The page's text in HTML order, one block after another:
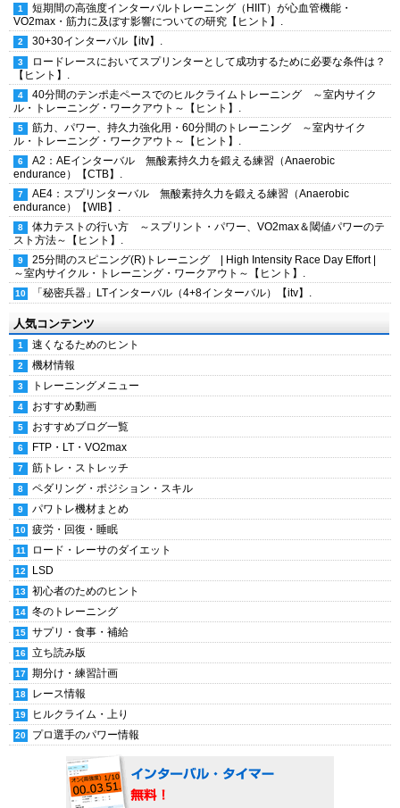
短期間の高強度インターバルトレーニング（HIIT）が心血管機能・
VO2max・筋力に及ぼす影響についての研究【ヒント】.
30+30インターバル【itv】.
ロードレースにおいてスプリンターとして成功するために必要な条件は？
【ヒント】.
40分間のテンポ走ペースでのヒルクライムトレーニング ～室内サイク
ル・トレーニング・ワークアウト～【ヒント】.
筋力、パワー、持久力強化用・60分間のトレーニング ～室内サイク
ル・トレーニング・ワークアウト～【ヒント】.
A2：AEインターバル 無酸素持久力を鍛える練習（Anaerobic
endurance）【CTB】.
AE4：スプリンターバル 無酸素持久力を鍛える練習（Anaerobic
endurance）【WIB】.
体力テストの行い方 ～スプリント・パワー、VO2max＆閾値パワーのテ
スト方法～【ヒント】.
25分間のスピニング(R)トレーニング | High Intensity Race Day Effort |
～室内サイクル・トレーニング・ワークアウト～【ヒント】.
「秘密兵器」LTインターバル（4+8インターバル）【itv】.
人気コンテンツ
速くなるためのヒント
機材情報
トレーニングメニュー
おすすめ動画
おすすめブログ一覧
FTP・LT・VO2max
筋トレ・ストレッチ
ペダリング・ポジション・スキル
パワトレ機材まとめ
疲労・回復・睡眠
ロード・レーサのダイエット
LSD
初心者のためのヒント
冬のトレーニング
サプリ・食事・補給
立ち読み版
期分け・練習計画
レース情報
ヒルクライム・上り
プロ選手のパワー情報